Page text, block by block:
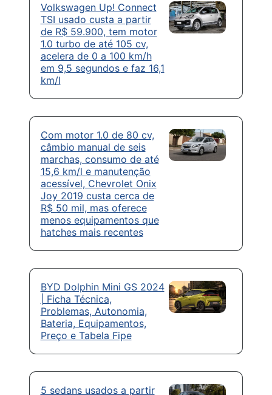
Volkswagen Up! Connect
TSI usado custa a partir
de R$ 59.900, tem motor
1.0 turbo de até 105 cv,
acelera de 0 a 100 km/h
em 9,5 segundos e faz 16,1
km/l
Com motor 1.0 de 80 cv,
câmbio manual de seis
marchas, consumo de até
15,6 km/l e manutenção
acessível, Chevrolet Onix
Joy 2019 custa cerca de
R$ 50 mil, mas oferece
menos equipamentos que
hatches mais recentes
BYD Dolphin Mini GS 2024
| Ficha Técnica,
Problemas, Autonomia,
Bateria, Equipamentos,
Preço e Tabela Fipe
5 sedans usados a partir